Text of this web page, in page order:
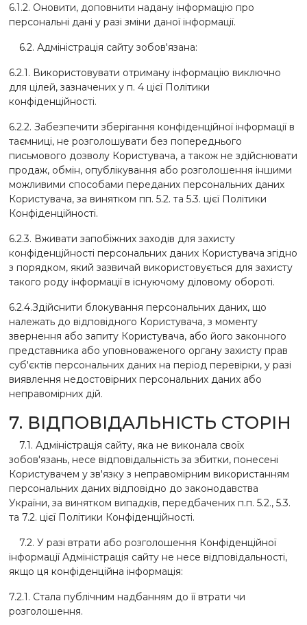
6.1.2. Оновити, доповнити надану інформацію про
персональні дані у разі зміни даної інформації.
6.2. Адміністрація сайту зобов'язана:
6.2.1. Використовувати отриману інформацію виключно
для цілей, зазначених у п. 4 цієї Політики
конфіденційності.
6.2.2. Забезпечити зберігання конфіденційної інформації в
таємниці, не розголошувати без попереднього
письмового дозволу Користувача, а також не здійснювати
продаж, обмін, опублікування або розголошення іншими
можливими способами переданих персональних даних
Користувача, за винятком пп. 5.2. та 5.3. цієї Політики
Конфіденційності.
6.2.3. Вживати запобіжних заходів для захисту
конфіденційності персональних даних Користувача згідно
з порядком, який зазвичай використовується для захисту
такого роду інформації в існуючому діловому обороті.
6.2.4.Здійснити блокування персональних даних, що
належать до відповідного Користувача, з моменту
звернення або запиту Користувача, або його законного
представника або уповноваженого органу захисту прав
суб'єктів персональних даних на період перевірки, у разі
виявлення недостовірних персональних даних або
неправомірних дій.
7. ВІДПОВІДАЛЬНІСТЬ СТОРІН
7.1. Адміністрація сайту, яка не виконала своїх
зобов'язань, несе відповідальність за збитки, понесені
Користувачем у зв'язку з неправомірним використанням
персональних даних відповідно до законодавства
України, за винятком випадків, передбачених п.п. 5.2., 5.3.
та 7.2. цієї Політики Конфіденційності.
7.2. У разі втрати або розголошення Конфіденційної
інформації Адміністрація сайту не несе відповідальності,
якщо ця конфіденційна інформація:
7.2.1. Стала публічним надбанням до її втрати чи
розголошення.